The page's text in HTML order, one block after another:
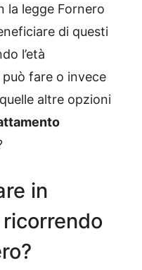
la legge Fornero
di questi
l’età
fare o invece
altre opzioni
in